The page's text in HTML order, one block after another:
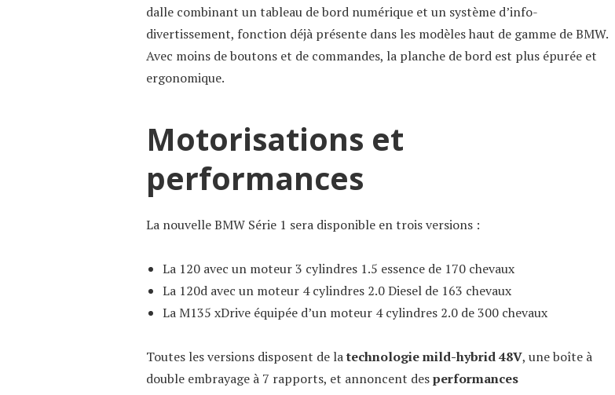
dalle combinant un tableau de bord numérique et un système d’info-
divertissement, fonction déjà présente dans les modèles haut de gamme de BMW.
Avec moins de boutons et de commandes, la planche de bord est plus épurée et
ergonomique.
Motorisations et
performances
La nouvelle BMW Série 1 sera disponible en trois versions :
La 120 avec un moteur 3 cylindres 1.5 essence de 170 chevaux
La 120d avec un moteur 4 cylindres 2.0 Diesel de 163 chevaux
La M135 xDrive équipée d’un moteur 4 cylindres 2.0 de 300 chevaux
Toutes les versions disposent de latechnologie mild-hybrid 48V, une boîte à
double embrayage à 7 rapports, et annoncent desperformances